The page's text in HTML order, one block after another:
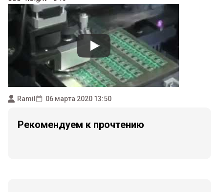
Ramil 06 марта 2020 13:50
Рекомендуем к прочтению